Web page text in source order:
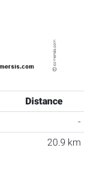
Distance
-
20.9 km